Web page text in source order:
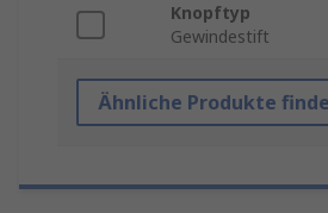
Knopftyp
Gewindestift
Ähnliche Produkte